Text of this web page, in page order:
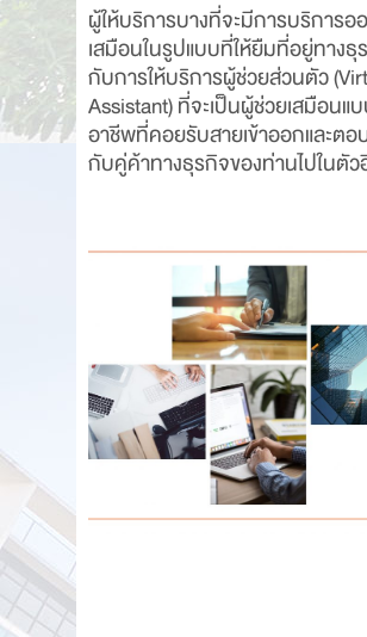
ผู้ให้บริการบางที่จะมีการบริการ
เสมือนในรูปแบบที่ให้ยืมที่อยู่ทาง
กับการให้บริการผู้ช่วยส่วนตัว
Assistant) ที่จะเป็นผู้ช่วยเสมือนแ
อาชีพที่คอยรับสายเข้าออกและตอ
กับคู่ค้าทางธุรกิจของท่านไปในตั